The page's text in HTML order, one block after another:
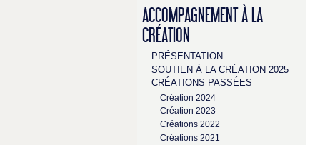
ACCOMPAGNEMENT À LA
CRÉATION
PRÉSENTATION
SOUTIEN À LA CRÉATION 2025
CRÉATIONS PASSÉES
Création 2024
Création 2023
Créations 2022
Créations 2021